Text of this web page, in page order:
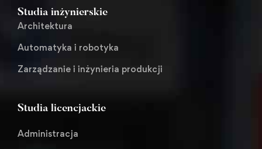
Studia inżynierskie
Architektura
Automatyka i robotyka
Zarządzanie i inżynieria produkcji
Studia licencjackie
Administracja